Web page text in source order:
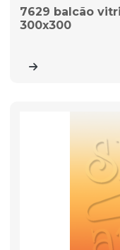
7629 balcão
300x300